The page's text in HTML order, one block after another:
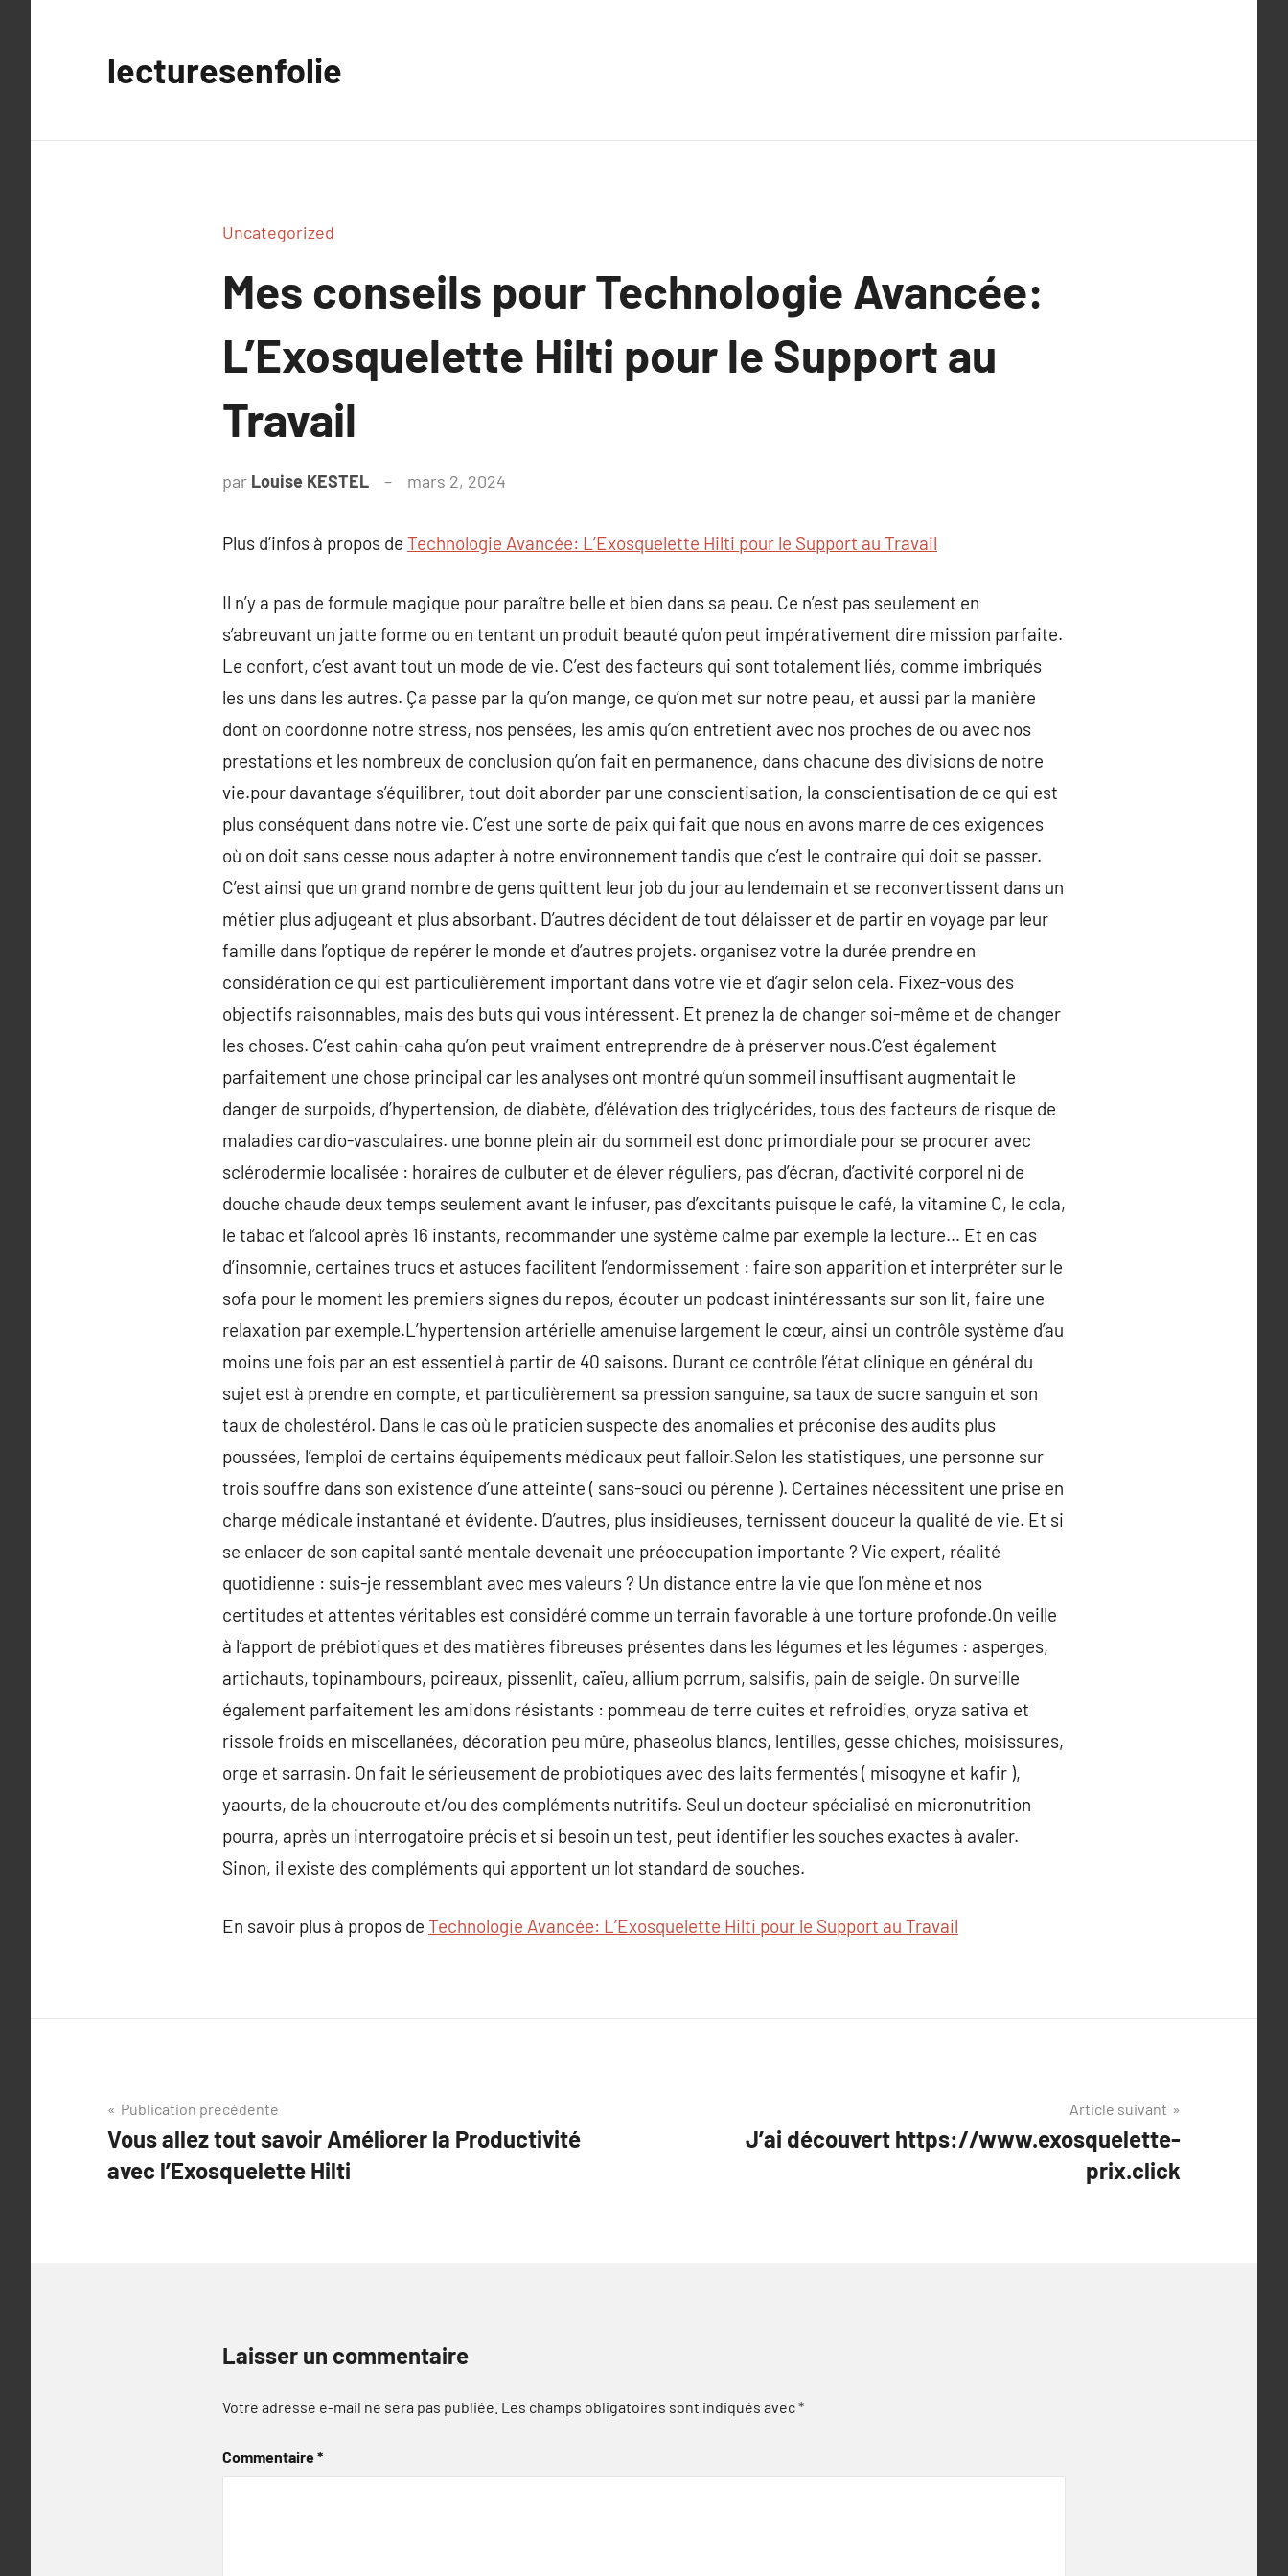
lecturesenfolie
Uncategorized
Mes conseils pour Technologie Avancée:
L’Exosquelette Hilti pour le Support au
Travail
par Louise KESTEL mars 2, 2024
Plus d’infos à propos de Technologie Avancée: L’Exosquelette Hilti pour le Support au Travail
Il n’y a pas de formule magique pour paraître belle et bien dans sa peau. Ce n’est pas seulement en
s’abreuvant un jatte forme ou en tentant un produit beauté qu’on peut impérativement dire mission parfaite.
Le confort, c’est avant tout un mode de vie. C’est des facteurs qui sont totalement liés, comme imbriqués
les uns dans les autres. Ça passe par la qu’on mange, ce qu’on met sur notre peau, et aussi par la manière
dont on coordonne notre stress, nos pensées, les amis qu’on entretient avec nos proches de ou avec nos
prestations et les nombreux de conclusion qu’on fait en permanence, dans chacune des divisions de notre
vie.pour davantage s’équilibrer, tout doit aborder par une conscientisation, la conscientisation de ce qui est
plus conséquent dans notre vie. C’est une sorte de paix qui fait que nous en avons marre de ces exigences
où on doit sans cesse nous adapter à notre environnement tandis que c’est le contraire qui doit se passer.
C’est ainsi que un grand nombre de gens quittent leur job du jour au lendemain et se reconvertissent dans un
métier plus adjugeant et plus absorbant. D’autres décident de tout délaisser et de partir en voyage par leur
famille dans l’optique de repérer le monde et d’autres projets. organisez votre la durée prendre en
considération ce qui est particulièrement important dans votre vie et d’agir selon cela. Fixez-vous des
objectifs raisonnables, mais des buts qui vous intéressent. Et prenez la de changer soi-même et de changer
les choses. C’est cahin-caha qu’on peut vraiment entreprendre de à préserver nous.C’est également
parfaitement une chose principal car les analyses ont montré qu’un sommeil insuffisant augmentait le
danger de surpoids, d’hypertension, de diabète, d’élévation des triglycérides, tous des facteurs de risque de
maladies cardio-vasculaires. une bonne plein air du sommeil est donc primordiale pour se procurer avec
sclérodermie localisée : horaires de culbuter et de élever réguliers, pas d’écran, d’activité corporel ni de
douche chaude deux temps seulement avant le infuser, pas d’excitants puisque le café, la vitamine C, le cola,
le tabac et l’alcool après 16 instants, recommander une système calme par exemple la lecture… Et en cas
d’insomnie, certaines trucs et astuces facilitent l’endormissement : faire son apparition et interpréter sur le
sofa pour le moment les premiers signes du repos, écouter un podcast inintéressants sur son lit, faire une
relaxation par exemple.L’hypertension artérielle amenuise largement le cœur, ainsi un contrôle système d’au
moins une fois par an est essentiel à partir de 40 saisons. Durant ce contrôle l’état clinique en général du
sujet est à prendre en compte, et particulièrement sa pression sanguine, sa taux de sucre sanguin et son
taux de cholestérol. Dans le cas où le praticien suspecte des anomalies et préconise des audits plus
poussées, l’emploi de certains équipements médicaux peut falloir.Selon les statistiques, une personne sur
trois souffre dans son existence d’une atteinte ( sans-souci ou pérenne ). Certaines nécessitent une prise en
charge médicale instantané et évidente. D’autres, plus insidieuses, ternissent douceur la qualité de vie. Et si
se enlacer de son capital santé mentale devenait une préoccupation importante ? Vie expert, réalité
quotidienne : suis-je ressemblant avec mes valeurs ? Un distance entre la vie que l’on mène et nos
certitudes et attentes véritables est considéré comme un terrain favorable à une torture profonde.On veille
à l’apport de prébiotiques et des matières fibreuses présentes dans les légumes et les légumes : asperges,
artichauts, topinambours, poireaux, pissenlit, caïeu, allium porrum, salsifis, pain de seigle. On surveille
également parfaitement les amidons résistants : pommeau de terre cuites et refroidies, oryza sativa et
rissole froids en miscellanées, décoration peu mûre, phaseolus blancs, lentilles, gesse chiches, moisissures,
orge et sarrasin. On fait le sérieusement de probiotiques avec des laits fermentés ( misogyne et kafir ),
yaourts, de la choucroute et/ou des compléments nutritifs. Seul un docteur spécialisé en micronutrition
pourra, après un interrogatoire précis et si besoin un test, peut identifier les souches exactes à avaler.
Sinon, il existe des compléments qui apportent un lot standard de souches.
En savoir plus à propos de Technologie Avancée: L’Exosquelette Hilti pour le Support au Travail
Navigation
de
l’article
Publication précédente
Vous allez tout savoir Améliorer la Productivité
avec l’Exosquelette Hilti
Article suivant
J’ai découvert https://www.exosquelette-
prix.click
Laisser un commentaire
Votre adresse e-mail ne sera pas publiée. Les champs obligatoires sont indiqués avec*
Commentaire*